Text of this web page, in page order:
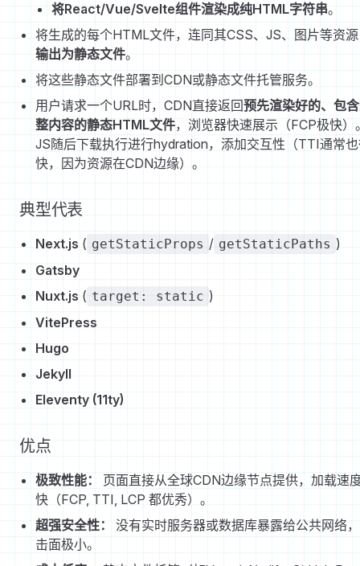
将React/Vue/Svelte组件渲染成纯HTML字符串。
将生成的每个HTML文件，连同其CSS、JS、图片等资
输出为静态文件。
将这些静态文件部署到CDN或静态文件托管服务。
用户请求一个URL时，CDN直接返回预先渲染好的、包
整内容的静态HTML文件，浏览器快速展示（FCP极快）
JS随后下载执行进行hydration，添加交互性（TTI通常
快，因为资源在CDN边缘）。
典型代表
Next.js ( getStaticProps / getStaticPaths )
Gatsby
Nuxt.js ( target: static )
VitePress
Hugo
Jekyll
Eleventy (11ty)
优点
极致性能：
页面直接从全球CDN边缘节点提供，加载速
快（FCP, TTI, LCP 都优秀）。
超强安全性：
没有实时服务器或数据库暴露给公共网络
击面极小。